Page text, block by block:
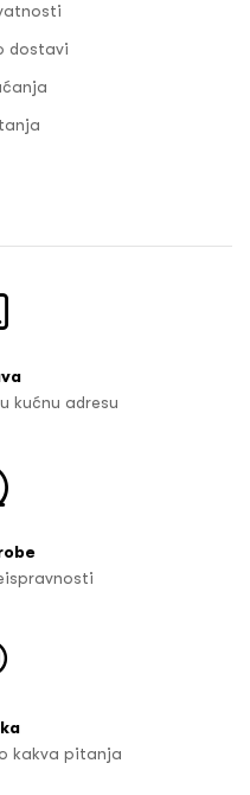
dostavi
kućnu adresu
kakva pitanja